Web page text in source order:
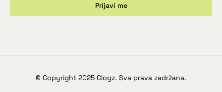
Prijavi me
© Copyright 2025 Clogz. Sva prava zadržana.